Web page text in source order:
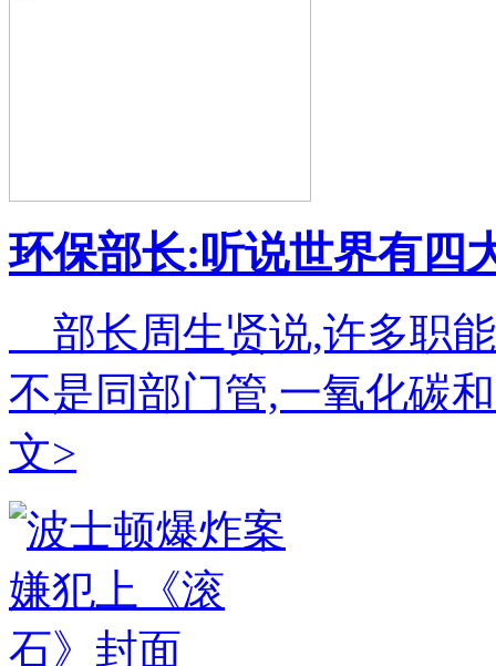
环保部长:听说世界有四
部长周生贤说,许多职
不是同部门管,一氧化碳
文>